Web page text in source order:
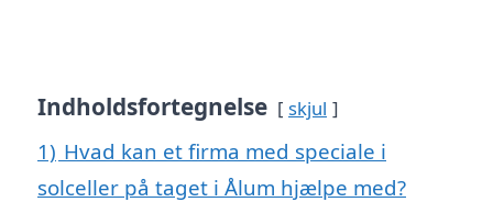
Indholdsfortegnelse skjul
1) Hvad kan et firma med speciale i
solceller på taget i Ålum hjælpe med?